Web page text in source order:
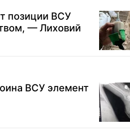
позиции ВСУ
— Лиховий
ВСУ элемент